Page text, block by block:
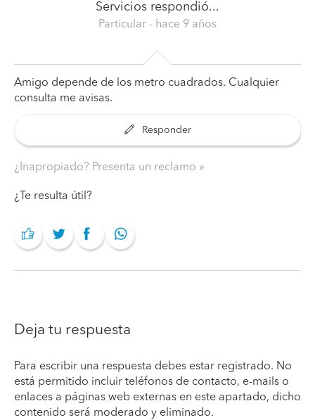
Servicios respondió...
Particular - hace 9 años
Amigo depende de los metro cuadrados. Cualquier
consulta me avisas.
Responder
¿Inapropiado? Presenta un reclamo
¿Te resulta útil?
Deja tu respuesta
Para escribir una respuesta debes estar registrado. No
está permitido incluir teléfonos de contacto, e-mails o
enlaces a páginas web externas en este apartado, dicho
contenido será moderado y eliminado.